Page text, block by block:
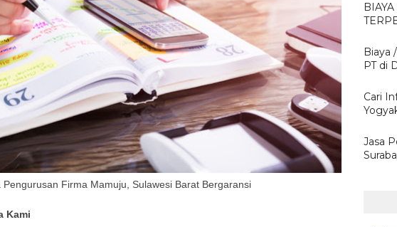
Pengurusan Firma Mamuju, Sulawesi Barat Bergaransi
Kami
Biaya
PT di
Cari
Jasa